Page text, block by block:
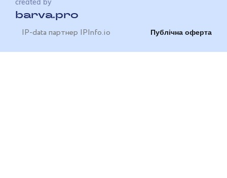
created by
barva.pro
IP-data партнер IPInfo.io Публічна оферта